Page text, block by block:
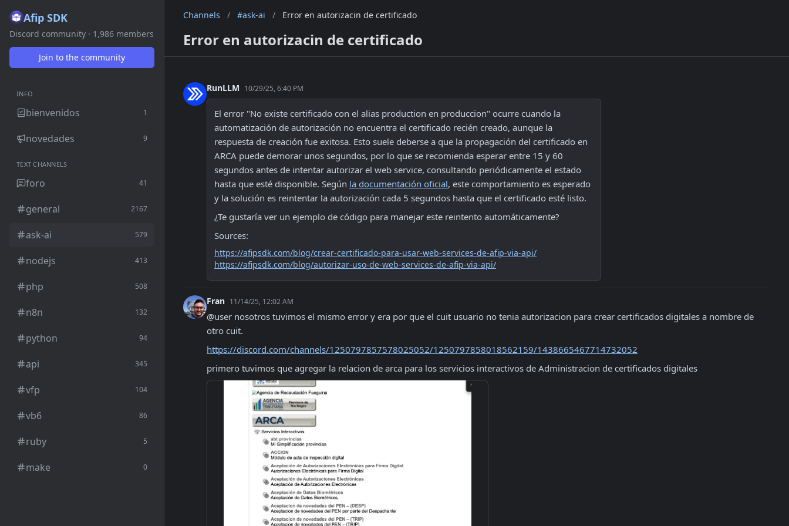
Afip SDK
Discord community · 1,986 members
Join to the community
INFO
bienvenidos 1
novedades 9
TEXT CHANNELS
foro 41
general 2167
ask-ai 579
nodejs 413
php 508
n8n 132
python 94
api 345
vfp 104
vb6 86
ruby 5
make 0
Channels / #ask-ai / Error en autorizacin de certificado
Error en autorizacin de certificado
RunLLM 10/29/25, 6:40 PM
El error "No existe certificado con el alias production en produccion" ocurre cuando la
automatización de autorización no encuentra el certificado recién creado, aunque la
respuesta de creación fue exitosa. Esto suele deberse a que la propagación del certificado en
ARCA puede demorar unos segundos, por lo que se recomienda esperar entre 15 y 60
segundos antes de intentar autorizar el web service, consultando periódicamente el estado
hasta que esté disponible. Según la documentación oficial, este comportamiento es esperado
y la solución es reintentar la autorización cada 5 segundos hasta que el certificado esté listo.
¿Te gustaría ver un ejemplo de código para manejar este reintento automáticamente?
Sources:
https://afipsdk.com/blog/crear-certificado-para-usar-web-services-de-afip-via-api/
https://afipsdk.com/blog/autorizar-uso-de-web-services-de-afip-via-api/
Fran 11/14/25, 12:02 AM
@user nosotros tuvimos el mismo error y era por que el cuit usuario no tenia autorizacion para crear certificados digitales a nombre de
otro cuit.
https://discord.com/channels/1250797857578025052/1250797858018562159/1438665467714732052
primero tuvimos que agregar la relacion de arca para los servicios interactivos de Administracion de certificados digitales